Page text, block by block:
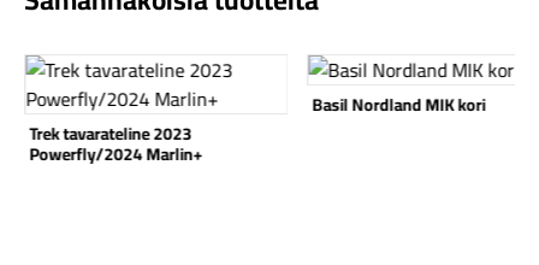
Katso tuote
Trek tavarateline 2023
Powerfly/2024 Marlin+
Katso tuote
Basil Nordland MIK kori